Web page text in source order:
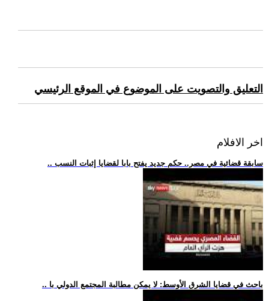
التعليق والتصويت على الموضوع في الموقع الرئيسي
اخر الافلام
.. سابقة قضائية في مصر.. حكم جديد يفتح بابا لقضايا إثبات النسب
.. باحث في قضايا الشرق الأوسط: لا يمكن مطالبة المجتمع الدولي با